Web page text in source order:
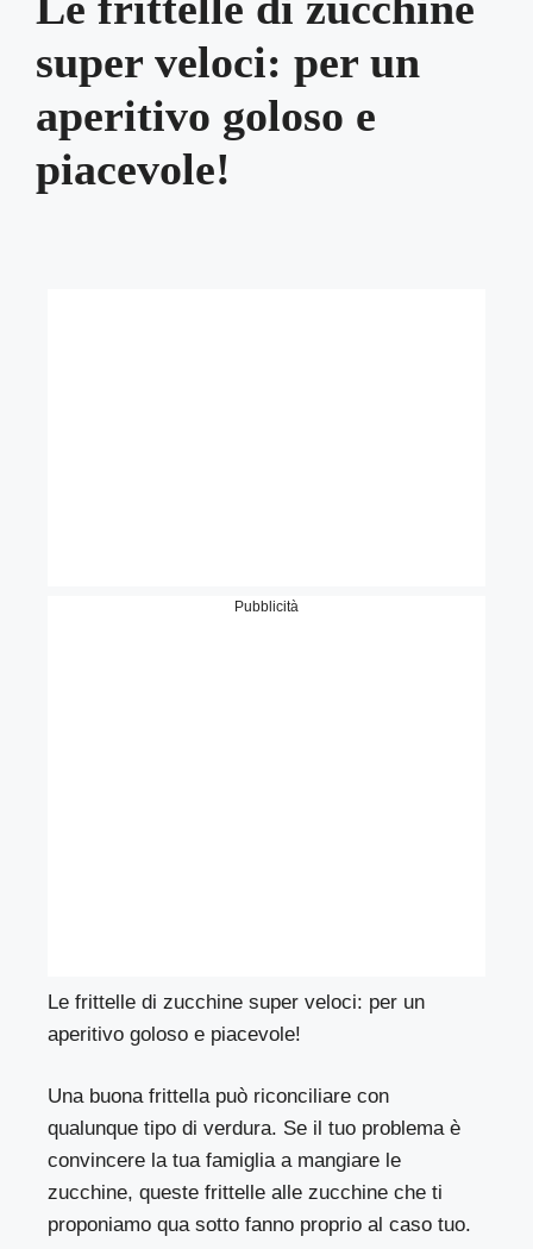
super veloci: per un
aperitivo goloso e
piacevole!
Pubblicità
Le frittelle di zucchine super veloci: per un
aperitivo goloso e piacevole!
Una buona frittella può riconciliare con
qualunque tipo di verdura. Se il tuo problema è
convincere la tua famiglia a mangiare le
zucchine, queste frittelle alle zucchine che ti
proponiamo qua sotto fanno proprio al caso tuo.